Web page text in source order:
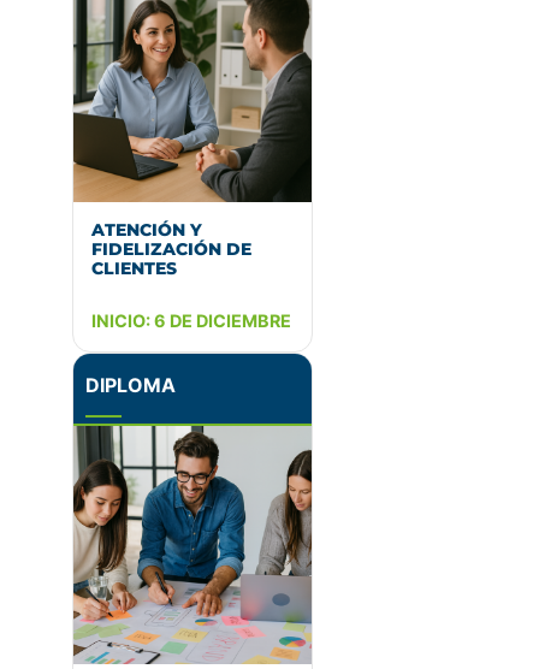
ATENCIÓN Y
FIDELIZACIÓN DE
CLIENTES
INICIO: 6 DE DICIEMBRE
DIPLOMA